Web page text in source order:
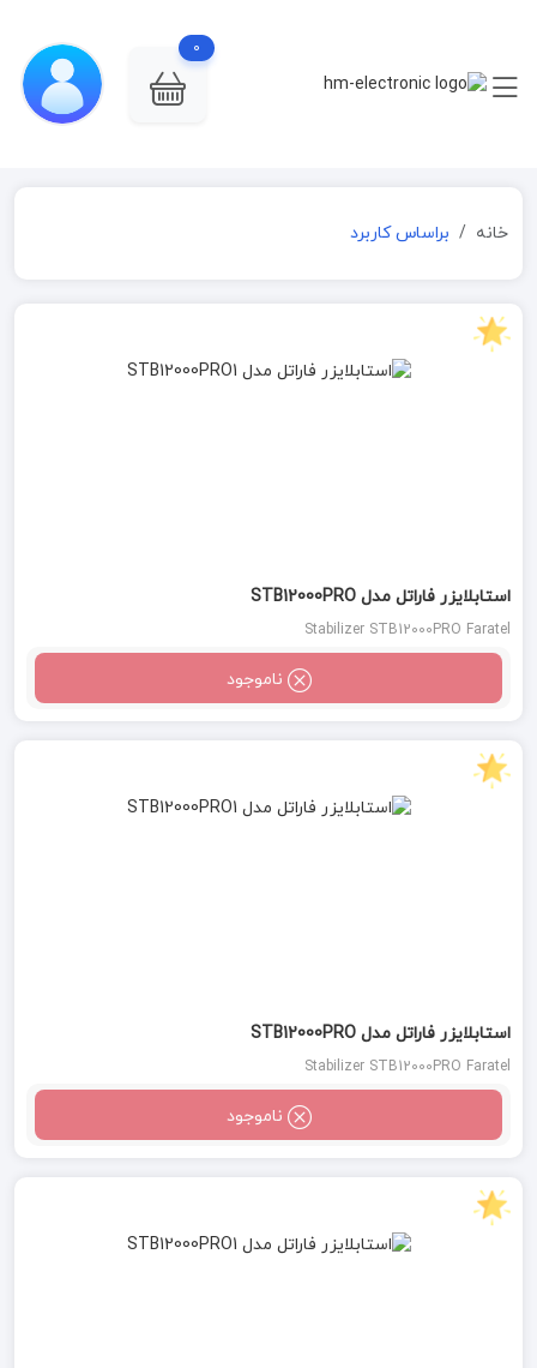
0
خانه براساس کاربرد
استابلایزر فاراتل مدل STB12000PRO
Stabilizer STB12000PRO Faratel
ناموجود
استابلایزر فاراتل مدل STB12000PRO
Stabilizer STB12000PRO Faratel
ناموجود